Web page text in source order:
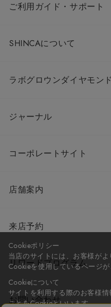
ご利用ガイド・サポート
SHINCAについて
ラボグロウンダイヤモン
ジャーナル
コーポレートサイト
店舗案内
来店予約
リワードプログラム
お問い合わせ
Cookieポリシー
当店のサイトには、お客様がよ
Cookieを使用しているページが
Cookieについて
サイトを利用する際のお客様
ことをCookieといいます。